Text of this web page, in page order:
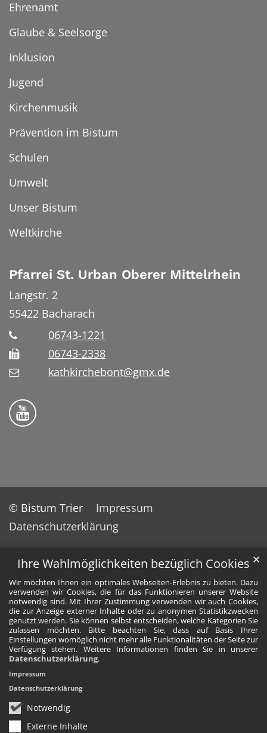
Ihre Wahlmöglichkeiten bezüglich Cookies
Wir möchten Ihnen ein optimales Webseiten-Erlebnis zu bieten. Dazu
verwenden wir Cookies, die für das Funktionieren unserer Website
notwendig sind. Mit Ihrer Zustimmung verwenden wir auch Cookies,
die zur Anzeige externer Inhalte oder zu anonymen Statistikzwecken
genutzt werden. Sie können selbst entscheiden, welche Kategorien Sie
zulassen möchten. Bitte beachten Sie, dass auf Basis Ihrer
Einstellungen womöglich nicht mehr alle Funktionalitäten der Seite zur
Verfügung stehen. Weitere Informationen finden Sie in unserer
Datenschutzerklärung.
Notwendig
Externe Inhalte
✕
Impressum
Datenschutzerklärung
Ehrenamt
Glaube & Seelsorge
Inklusion
Jugend
Kirchenmusik
Prävention im Bistum
Schulen
Umwelt
Unser Bistum
Weltkirche
Pfarrei St. Urban Oberer Mittelrhein
Langstr. 2
55422 Bacharach
06743-1221
06743-2338
kathkirchebont@gmx.de
Folge uns auf YouTube
© Bistum Trier
Impressum
Datenschutzerklärung